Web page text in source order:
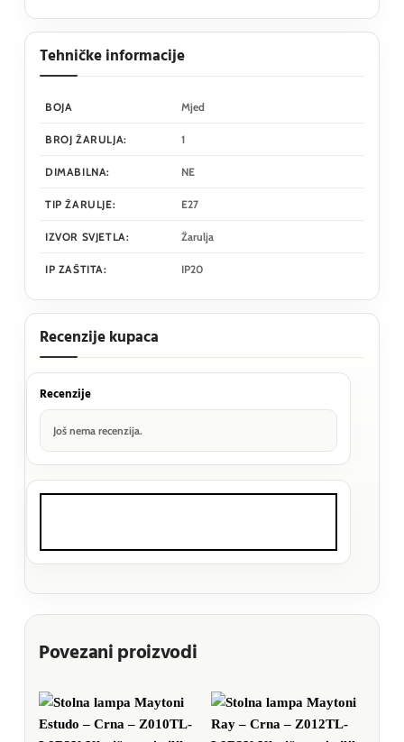
Tehničke informacije
BOJA Mjed
BROJ ŽARULJA: 1
DIMABILNA: NE
TIP ŽARULJE: E27
IZVOR SVJETLA: Žarulja
IP ZAŠTITA: IP20
Recenzije kupaca
Recenzije
Još nema recenzija.
Povezani proizvodi